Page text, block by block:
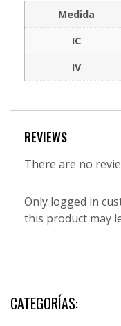
Medida
IC
IV
REVIEWS
There are no
Only logged in
this product may
CATEGORÍAS: